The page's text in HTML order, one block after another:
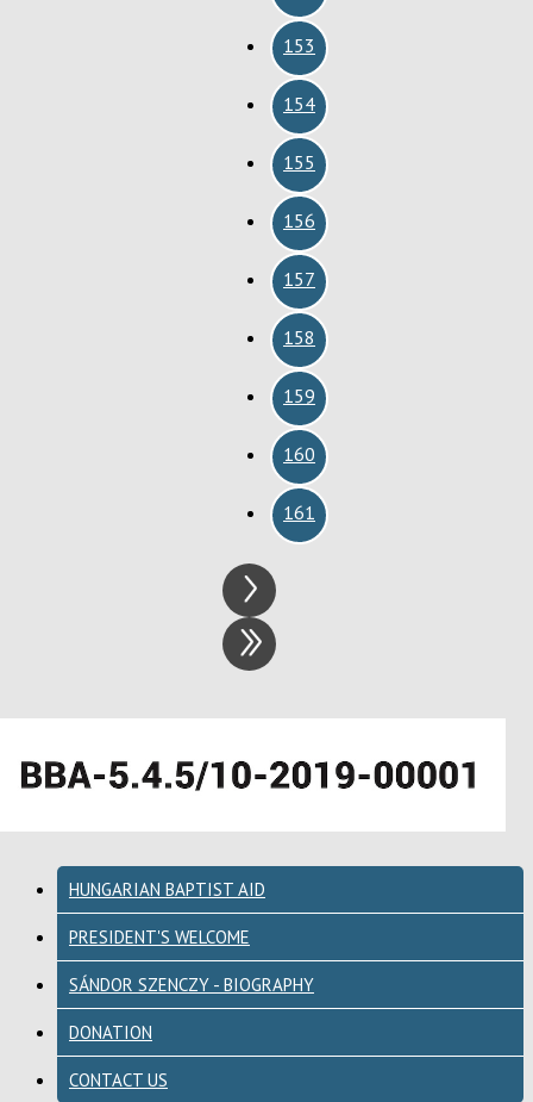
153
154
155
156
157
158
159
160
161
HUNGARIAN BAPTIST AID
PRESIDENT'S WELCOME
SÁNDOR SZENCZY - BIOGRAPHY
DONATION
CONTACT US